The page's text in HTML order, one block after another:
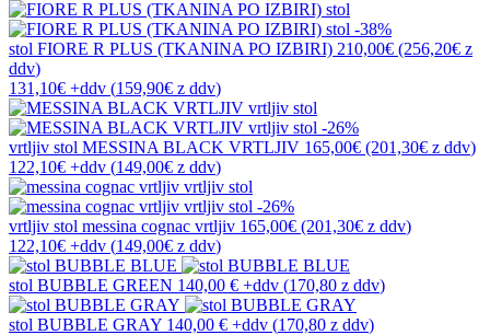
-38%
stol FIORE R PLUS (TKANINA PO IZBIRI) 210,00€ (256,20€ z
ddv)
131,10€ +ddv (159,90€ z ddv)
-26%
vrtljiv stol MESSINA BLACK VRTLJIV 165,00€ (201,30€ z ddv)
122,10€ +ddv (149,00€ z ddv)
-26%
vrtljiv stol messina cognac vrtljiv 165,00€ (201,30€ z ddv)
122,10€ +ddv (149,00€ z ddv)
stol BUBBLE GREEN 140,00 € +ddv (170,80 z ddv)
stol BUBBLE GRAY 140,00 € +ddv (170,80 z ddv)